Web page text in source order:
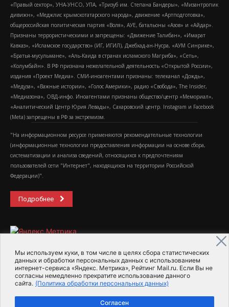
Мы используем куки, в том числе в целях сбора статистических
данных и обработки персональных данных с использованием
интернет-сервиса «Яндекс. Метрика», Рейтинг Mail.ru. Если Вы не
согласны немедленно прекратите использование данного
сайта. (Политика обработки персональных данных)
Согласен
«Правый сектор», УНА-УНСО, УПА, «Тризуб им. Степана Бандеры», «Мизантропик
дивижн», «Меджлис крымскотатарского народа», движение «Артподготовка»,
общероссийская политическая партия «Воля», АУЕ, батальоны «Азов» и «Айдар».
Признаны террористическими и запрещены: «Движение Талибан», «Имарат
Кавказ», «Исламское государство» (ИГ, ИГИЛ), Джебхад-ан-Нусра, «АУМ Синрике»,
«Братья-мусульмане», «Аль-Каида в странах исламского Магриба», «Сеть»,
«Колумбайн». В РФ признана нежелательной деятельность «Открытой России»,
издания «Проект Медиа». СМИ-иноагентами признаны: телеканал «Дождь»,
«Медуза», «Важные истории», «Голос Америки», радио «Свобода», The Insider,
«Медиазона», ОВД-инфо. Иноагентами признаны общество/центр «Мемориал»,
«Аналитический Центр Юрия Левады», Сахаровский центр. Instagram и Facebook
(Metа) запрещены в РФ за экстремизм.
"На информационном ресурсе применяются рекомендательные технологии
(информационные технологии предоставления информации на основе сбора,
систематизации и анализа сведений, относящихся к предпочтениям
пользователей сети "Интернет", находящихся на территории Российской
Федерации)".
Подробнее
2015-2026- Информационное агентство МедиаПоток
Для справки Об издании
Пользовательское соглашение
Политика обработки персональных данных